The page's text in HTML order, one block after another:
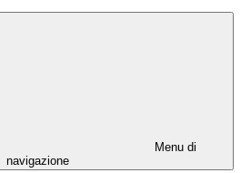
Menu di
navigazione